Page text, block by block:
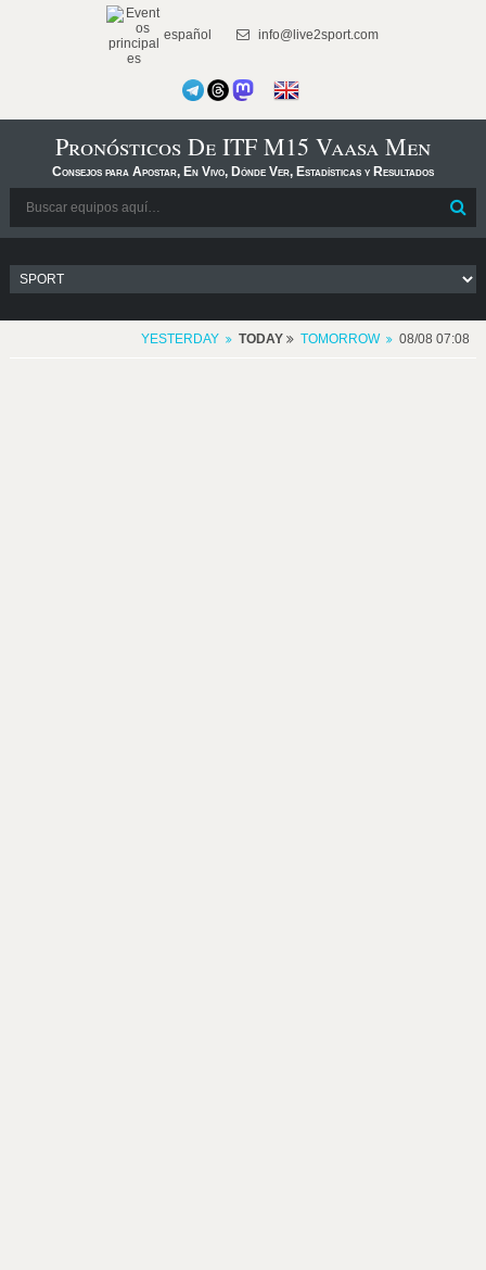
español info@live2sport.com
Pronósticos De ITF M15 Vaasa Men
Consejos para Apostar, En Vivo, Dónde Ver, Estadísticas y Resultados
YESTERDAY TODAY TOMORROW 08/08 07:08